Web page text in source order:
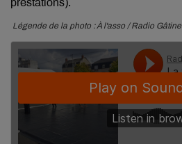
prestations).
Légende de la photo : À l'asso / Radio Gâtine